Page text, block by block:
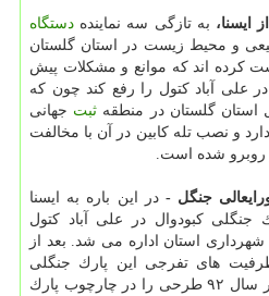
ایسنا، به تازگی سه نماینده دستگاه
و محیط زیست در استان گلستان
كرده اند كه موانع و مشكلات پیش
علی آباد كتول را رفع كند چون كه
استان گلستان در منطقه ثبت جهانی
و نصب تله كابین در آن با مخالفت
شده است.
جنگل -در این باره به ایسنا
كبودوال در علی آباد كتول
استان اداره می شد. بعد از
های تفرجی این پارك جنگلی
استفاده كنند ازاین رو حدودا در سال ۹۲ طرحی را در چارچوب پارك